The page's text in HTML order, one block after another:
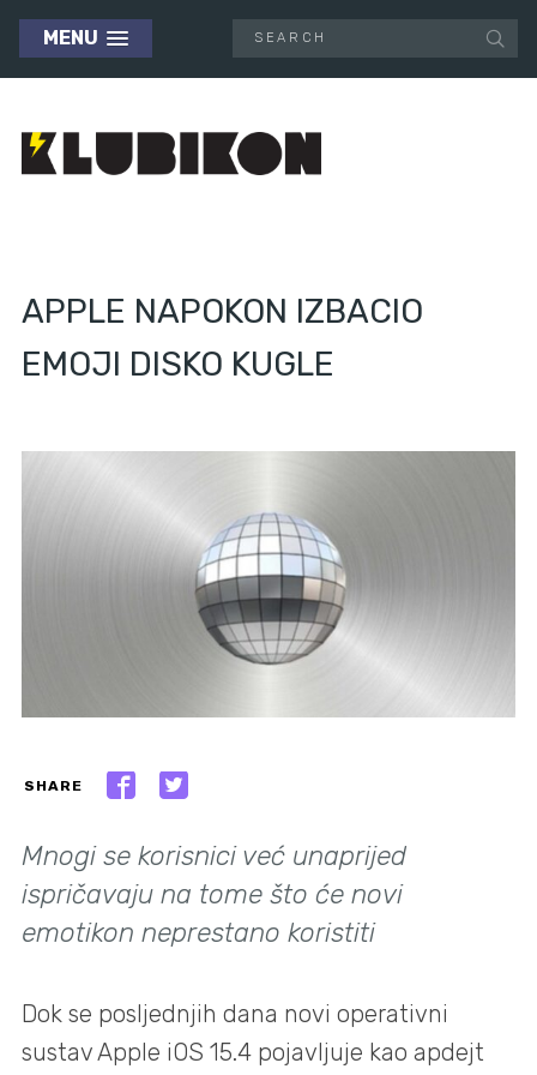
MENU
APPLE NAPOKON IZBACIO
EMOJI DISKO KUGLE
SHARE
Mnogi se korisnici već unaprijed
ispričavaju na tome što će novi
emotikon neprestano koristiti
Dok se posljednjih dana novi operativni
sustav Apple iOS 15.4 pojavljuje kao apdejt